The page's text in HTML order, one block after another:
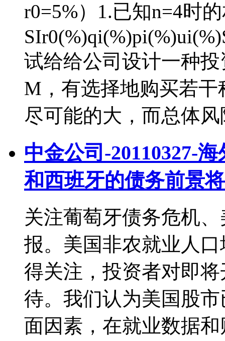
r0=5%）1.已知n=4时
试给给公司设计一种
M，有选择地购买若
尽可能的大，而总体
中金公司-20110327-
和西班牙的债务前景
关注葡萄牙债务危机
报。美国非农就业人
得关注，投资者对即
待。我们认为美国股
面因素，在就业数据